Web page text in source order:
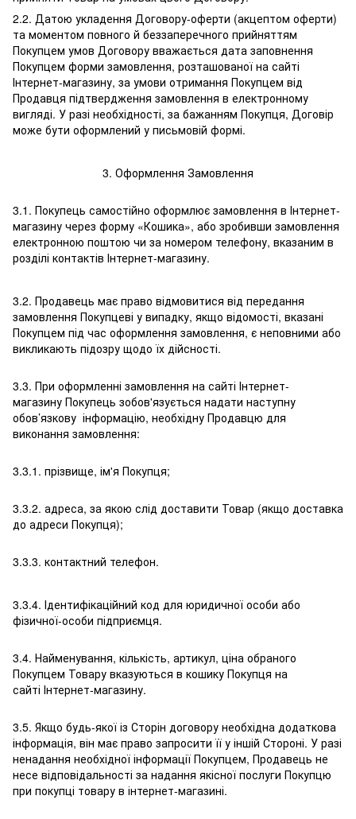
2.2. Датою укладення Договору-оферти (акцептом оферти)
та моментом повного й беззаперечного прийняттям
Покупцем умов Договору вважається дата заповнення
Покупцем форми замовлення, розташованої на сайті
Інтернет-магазину, за умови отримання Покупцем від
Продавця підтвердження замовлення в електронному
вигляді. У разі необхідності, за бажанням Покупця, Договір
може бути оформлений у письмовій формі.
3. Оформлення Замовлення
3.1. Покупець самостійно оформлює замовлення в Інтернет-
магазину через форму «Кошика», або зробивши замовлення
електронною поштою чи за номером телефону, вказаним в
розділі контактів Інтернет-магазину.
3.2. Продавець має право відмовитися від передання
замовлення Покупцеві у випадку, якщо відомості, вказані
Покупцем під час оформлення замовлення, є неповними або
викликають підозру щодо їх дійсності.
3.3. При оформленні замовлення на сайті Інтернет-
магазину Покупець зобов'язується надати наступну
обов’язкову інформацію, необхідну Продавцю для
виконання замовлення:
3.3.1. прізвище, ім'я Покупця;
3.3.2. адреса, за якою слід доставити Товар (якщо доставка
до адреси Покупця);
3.3.3. контактний телефон.
3.3.4. Ідентифікаційний код для юридичної особи або
фізичної-особи підприємця.
3.4. Найменування, кількість, артикул, ціна обраного
Покупцем Товару вказуються в кошику Покупця на
сайті Інтернет-магазину.
3.5. Якщо будь-якої із Сторін договору необхідна додаткова
інформація, він має право запросити її у іншій Стороні. У разі
ненадання необхідної інформації Покупцем, Продавець не
несе відповідальності за надання якісної послуги Покупцю
при покупці товару в інтернет-магазині.